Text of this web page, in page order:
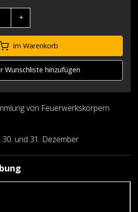
+
Im Warenkorb
Wunschliste hinzufügen
von Feuerwerkskörpern
30. und 31. Dezember